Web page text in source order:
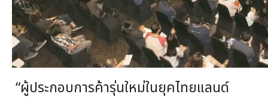
“ผู้ประกอบการค้ารุ่นใหม่ในยุคไทยแลนด์